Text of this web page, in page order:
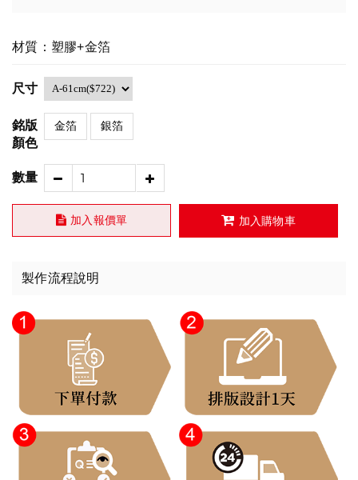
材質：塑膠+金箔
尺寸
銘版
顏色
金箔 銀箔
數量
加入報價單 加入購物車
製作流程說明